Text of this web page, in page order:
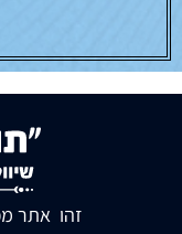
זהו אתר